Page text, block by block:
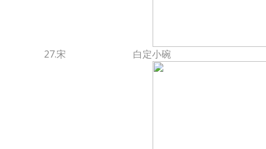
27.宋 白定小碗